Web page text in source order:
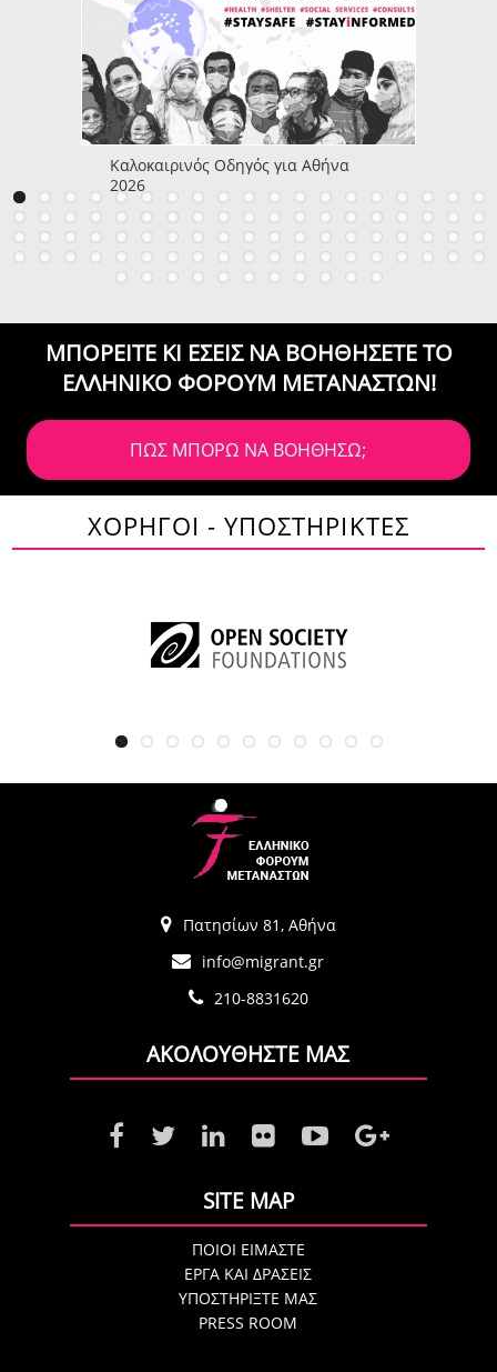
Καλοκαιρινός Οδηγός για Αθήνα
2026
ΜΠΟΡΕΙΤΕ ΚΙ ΕΣΕΙΣ ΝΑ ΒΟΗΘΗΣΕΤΕΤΟ
ΕΛΛΗΝΙΚΟ ΦΟΡΟΥΜ ΜΕΤΑΝΑΣΤΩΝ!
ΠΩΣ ΜΠΟΡΩ ΝΑ ΒΟΗΘΗΣΩ;
ΧΟΡΗΓΟΙ - ΥΠΟΣΤΗΡΙΚΤΕΣ
Πατησίων 81, Αθήνα
info@migrant.gr
210-8831620
ΑΚΟΛΟΥΘΗΣΤΕ ΜΑΣ
SITE MAP
ΠΟΙΟΙ ΕΙΜΑΣΤΕ
ΕΡΓΑ ΚΑΙ ΔΡΑΣΕΙΣ
ΥΠΟΣΤΗΡΙΞΤΕ ΜΑΣ
PRESS ROOM